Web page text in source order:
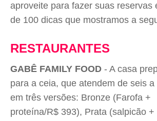
aproveite para fazer suas reservas
de 100 dicas que mostramos a
RESTAURANTES
GABÊ FAMILY FOOD - A casa
para a ceia, que atendem de seis
em três versões: Bronze (Farofa +
proteína/R$ 393), Prata (salpicão +